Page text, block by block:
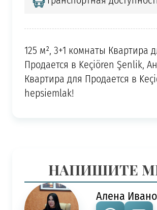
125 м², 3+1 комнаты Квартира
Продается в Keçiören Şenlik,
Квартира для Продается в
hepsiemlak!
НАПИШИТЕ
Алена